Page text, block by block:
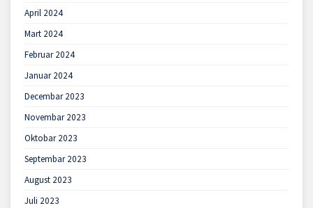
April 2024
Mart 2024
Februar 2024
Januar 2024
Decembar 2023
Novembar 2023
Oktobar 2023
Septembar 2023
August 2023
Juli 2023